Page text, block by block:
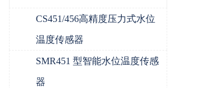
CS451/456高精度压力式水位
温度传感器
SMR451 型智能水位温度传感
器